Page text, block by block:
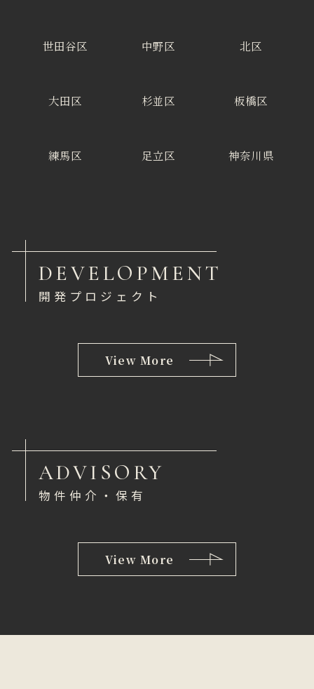
世田谷区 中野区 北区
大田区 杉並区 板橋区
練馬区 足立区 神奈川県
DEVELOPMENT
開発プロジェクト
View More
ADVISORY
物件仲介・保有
View More